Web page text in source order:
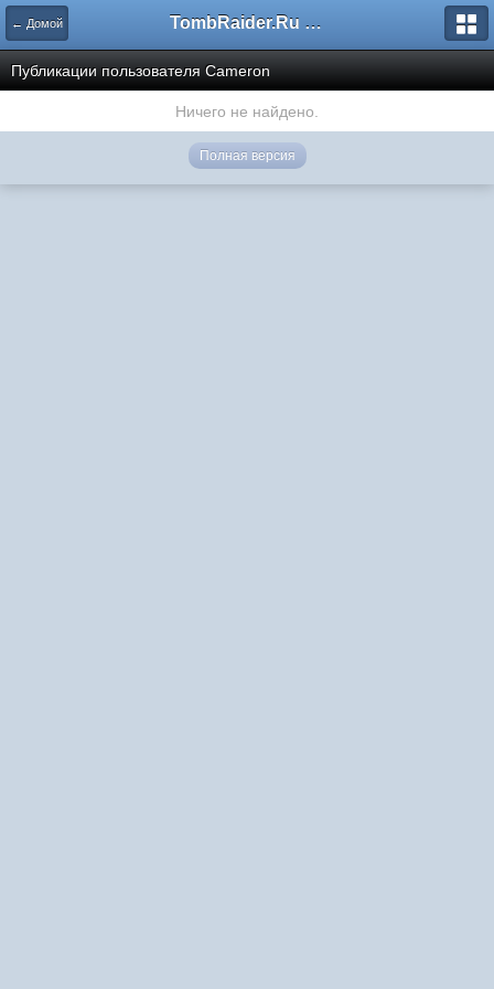
← Домой TombRaider.Ru - Форумы
Публикации пользователя Cameron
Ничего не найдено.
Полная версия